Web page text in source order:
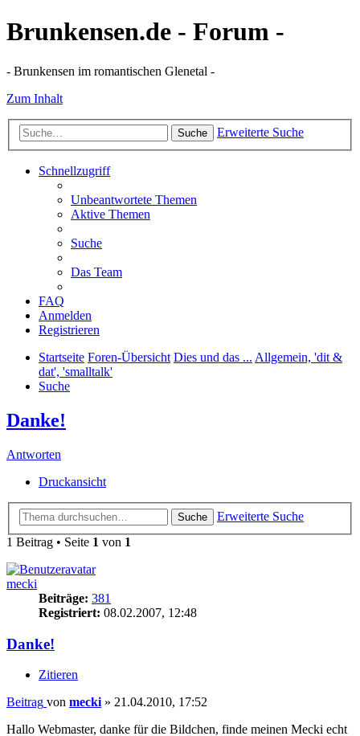
Brunkensen.de - Forum -
- Brunkensen im romantischen Glenetal -
Zum Inhalt
Suche Erweiterte Suche
Schnellzugriff
Unbeantwortete Themen
Aktive Themen
Suche
Das Team
FAQ
Anmelden
Registrieren
Startseite Foren-Übersicht Dies und das ... Allgemein, 'dit &
dat', 'smalltalk'
Suche
Danke!
Antworten
Druckansicht
Suche
Erweiterte Suche
1 Beitrag • Seite 1 von 1
mecki
Beiträge: 381
Registriert: 08.02.2007, 12:48
Danke!
Zitieren
Beitrag von mecki » 21.04.2010, 17:52
Hallo Webmaster, danke für die Bildchen, finde meinen Mecki echt